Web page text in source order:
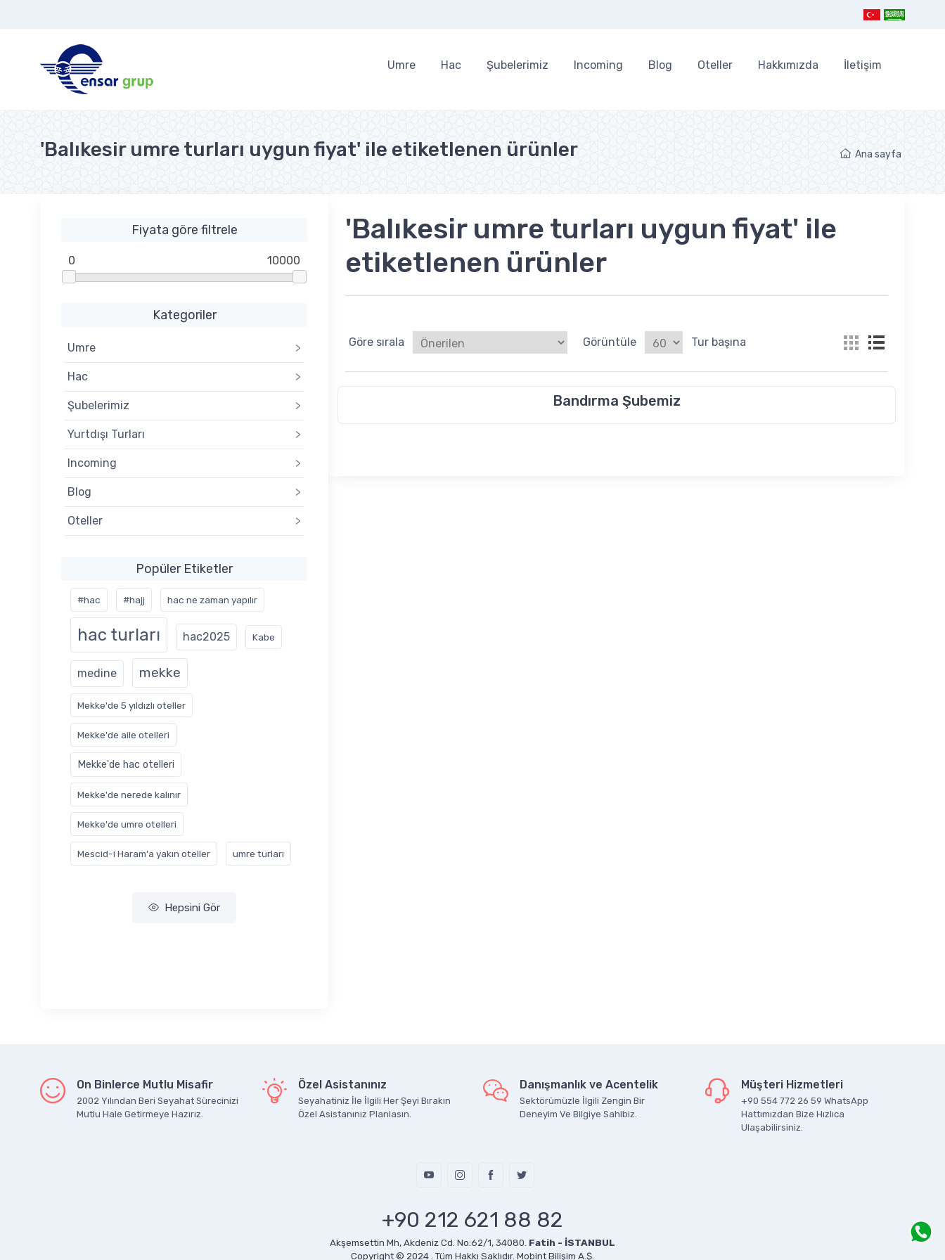
Umre Hac Şubelerimiz Incoming Blog Oteller Hakkımızda İletişim
Ana sayfa
'Balıkesir umre turları uygun fiyat' ile etiketlenen ürünler
Fiyata göre filtrele
0 10000
Kategoriler
Umre >
Hac >
Şubelerimiz >
Yurtdışı Turları >
Incoming >
Blog >
Oteller >
Popüler Etiketler
#hac #hajj hac ne zaman yapılır
hac turları hac2025 Kabe
medine mekke
Mekke'de 5 yıldızlı oteller
Mekke'de aile otelleri
Mekke'de hac otelleri
Mekke'de nerede kalınır
Mekke'de umre otelleri
Mescid-i Haram'a yakın oteller ‎umre turları
Hepsini Gör
'Balıkesir umre turları uygun fiyat' ile
etiketlenen ürünler
Göre sırala Görüntüle Tur başına
Bandırma Şubemiz
On Binlerce Mutlu Misafir
2002 Yılından Beri Seyahat Sürecinizi
Mutlu Hale Getirmeye Hazırız.
Özel Asistanınız
Seyahatiniz İle İlgili Her Şeyi Bırakın
Özel Asistanınız Planlasın.
Danışmanlık ve Acentelik
Sektörümüzle İlgili Zengin Bir
Deneyim Ve Bilgiye Sahibiz.
Müşteri Hizmetleri
+90 554 772 26 59 WhatsApp
Hattımızdan Bize Hızlıca
Ulaşabilirsiniz.
+90 212 621 88 82
Akşemsettin Mh, Akdeniz Cd. No:62/1, 34080. Fatih - İSTANBUL
Copyright © 2024 . Tüm Hakkı Saklıdır. Mobint Bilişim A.Ş.